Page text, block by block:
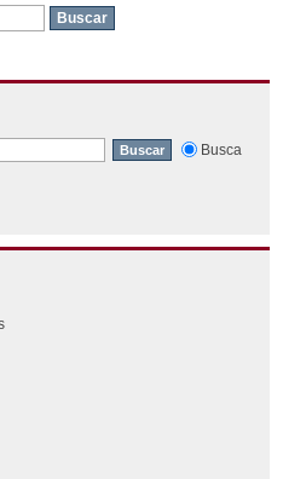
Busca